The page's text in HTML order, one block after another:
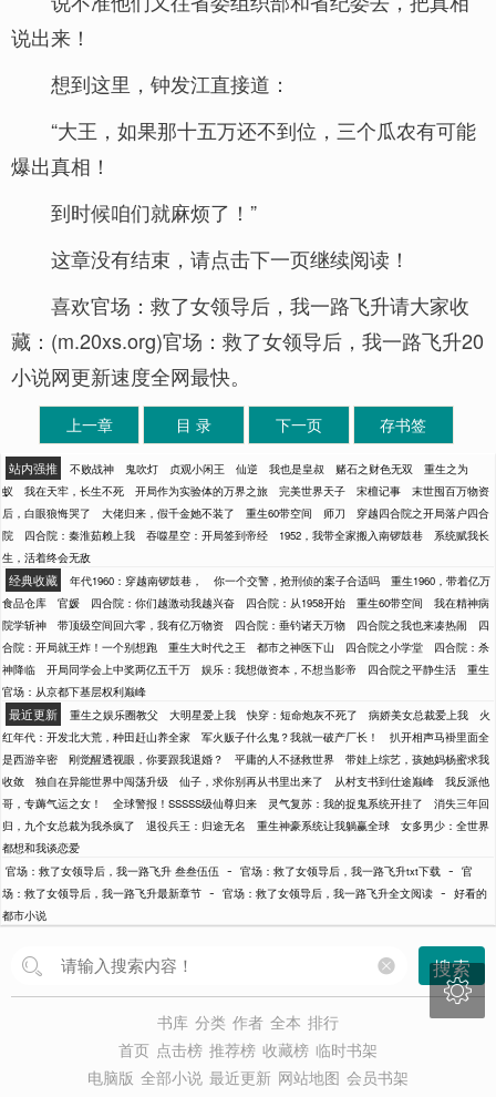
说出来！
想到这里，钟发江直接道：
“大王，如果那十五万还不到位，三个瓜农有可能
爆出真相！
到时候咱们就麻烦了！”
这章没有结束，请点击下一页继续阅读！
喜欢官场：救了女领导后，我一路飞升请大家收
藏：(m.20xs.org)官场：救了女领导后，我一路飞升20
小说网更新速度全网最快。
上一章 目 录 下一页 存书签
站内强推 不败战神 鬼吹灯 贞观小闲王 仙逆 我也是皇叔 赌石之财色无双
重生之为
蚁
我在天牢，长生不死 开局作为实验体的万界之旅 完美世界天子 宋檀记事
末世囤百万物资
后，白眼狼悔哭了
大佬归来，假千金她不装了 重生60带空间 师刀
穿越四合院之开局落户四合
院
四合院：秦淮茹赖上我 吞噬星空：开局签到帝经 1952，我带全家搬入南锣鼓巷
系统赋我长
生，活着终会无敌
经典收藏 年代1960：穿越南锣鼓巷， 你一个交警，抢刑侦的案子合适吗
重生1960，带着亿万
食品仓库
官媛 四合院：你们越激动我越兴奋 四合院：从1958开始 重生60带空间
我在精神病
院学斩神
带顶级空间回六零，我有亿万物资 四合院：垂钓诸天万物 四合院之我也来凑热闹
四
合院：开局就王炸！一个别想跑
重生大时代之王 都市之神医下山 四合院之小学堂
四合院：杀
神降临
开局同学会上中奖两亿五千万 娱乐：我想做资本，不想当影帝 四合院之平静生活
重生
官场：从京都下基层权利巅峰
最近更新 重生之娱乐圈教父 大明星爱上我 快穿：短命炮灰不死了 病娇美女总裁爱上我
火
红年代：开发北大荒，种田赶山养全家
军火贩子什么鬼？我就一破产厂长！
扒开相声马褂里面全
是西游辛密
刚觉醒透视眼，你要跟我退婚？ 平庸的人不拯救世界
带娃上综艺，孩她妈杨蜜求我
收敛
独自在异能世界中闯荡升级 仙子，求你别再从书里出来了 从村支书到仕途巅峰
我反派他
哥，专薅气运之女！
全球警报！SSSSS级仙尊归来 灵气复苏：我的捉鬼系统开挂了
消失三年回
归，九个女总裁为我杀疯了
退役兵王：归途无名 重生神豪系统让我躺赢全球
女多男少：全世界
都想和我谈恋爱
官场：救了女领导后，我一路飞升 叁叁伍伍 - 官场：救了女领导后，我一路飞升txt下载 - 官
场：救了女领导后，我一路飞升最新章节 - 官场：救了女领导后，我一路飞升全文阅读 - 好看的
都市小说
搜索
书库 分类 作者 全本 排行
首页 点击榜 推荐榜 收藏榜 临时书架
电脑版 全部小说 最近更新 网站地图 会员书架
